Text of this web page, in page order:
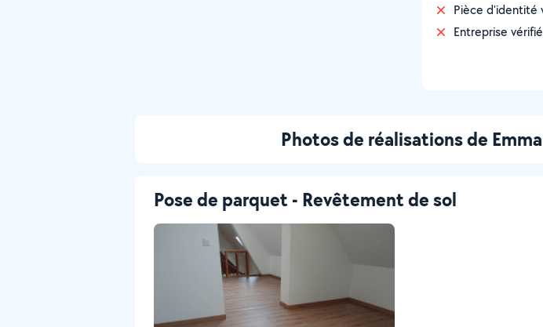
Pièce d'identité
Entreprise
Photos de réalisations de
Pose de parquet - Revêtement de sol